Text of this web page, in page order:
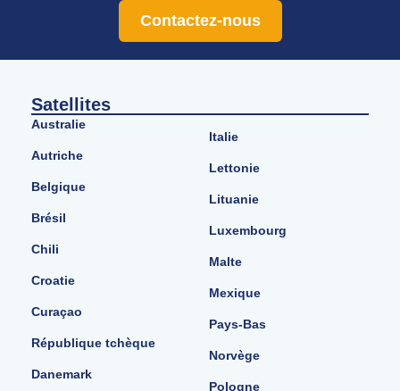
Contactez-nous
Satellites
Australie
Autriche
Belgique
Brésil
Chili
Croatie
Curaçao
République tchèque
Danemark
Italie
Lettonie
Lituanie
Luxembourg
Malte
Mexique
Pays-Bas
Norvège
Pologne